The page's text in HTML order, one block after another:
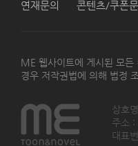
연재문의 콘텐츠/쿠폰
ME 웹사이트에 게시된 모든
경우 저작권법에 의해 법정
상호
주소 :
대표